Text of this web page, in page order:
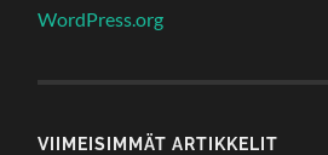
WordPress.org
VIIMEISIMMÄT ARTIKKELIT